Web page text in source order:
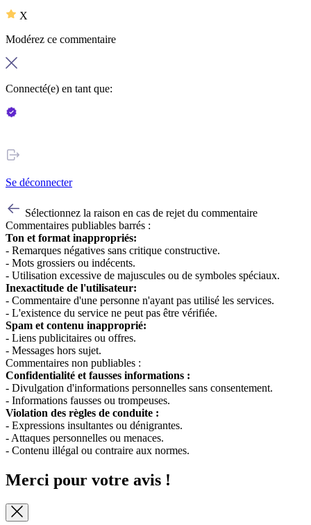
X
Modérez ce commentaire
Connecté(e) en tant que:
Se déconnecter
Sélectionnez la raison en cas de rejet du commentaire
Commentaires publiables barrés :
Ton et format inappropriés:
- Remarques négatives sans critique constructive.
- Mots grossiers ou indécents.
- Utilisation excessive de majuscules ou de symboles spéciaux.
Inexactitude de l'utilisateur:
- Commentaire d'une personne n'ayant pas utilisé les services.
- L'existence du service ne peut pas être vérifiée.
Spam et contenu inapproprié:
- Liens publicitaires ou offres.
- Messages hors sujet.
Commentaires non publiables :
Confidentialité et fausses informations :
- Divulgation d'informations personnelles sans consentement.
- Informations fausses ou trompeuses.
Violation des règles de conduite :
- Expressions insultantes ou dénigrantes.
- Attaques personnelles ou menaces.
- Contenu illégal ou contraire aux normes.
Merci pour votre avis !